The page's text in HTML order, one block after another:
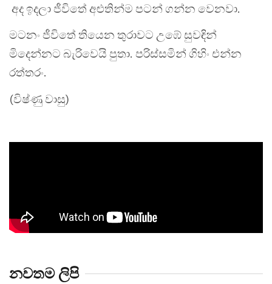
අද ඉදලා ජීවිතේ අළුතින්ම පටන් ගන්න වෙනවා.
මටනං ජීවිතේ තියෙන තුරාවට උඹේ සුවඳින්
මිදෙන්නට බැරිවෙයි පුතා. පරිස්සමින් ගිහිං එන්න
රත්තරං.
(විෂ්ණු වාසු)
නවතම ලිපි